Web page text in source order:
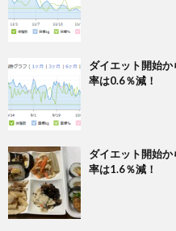
ダイエット開始
率は0.6％減！
ダイエット開始
率は1.6％減！